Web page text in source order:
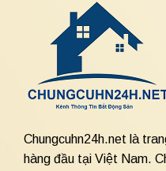
Chungcuhn24h.net là
hàng đầu tại Việt Nam.